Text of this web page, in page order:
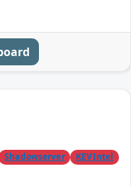
Shadowserver KEVIntel